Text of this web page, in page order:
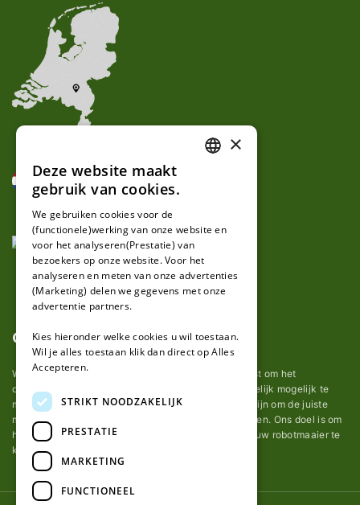
Over ons
Wij van robotmaaier-mesjes.nl doen ons uiterste best om het
onderhoud van robot grasmaaier mesjes zo gemakkelijk mogelijk te
maken. Uit ervaring merkten we hoe lastig het kan zijn om de juiste
messen voor een automatische grasmachine te vinden. Ons doel is om
het u makkelijk te maken om de goede mesjes voor uw robotmaaier te
kopen.
GERMAN
×
Deze website maakt
gebruik van cookies.
We gebruiken cookies voor de
(functionele)werking van onze website en
voor het analyseren(Prestatie) van
bezoekers op onze website. Voor het
analyseren en meten van onze advertenties
(Marketing) delen we gegevens met onze
advertentie partners.
Kies hieronder welke cookies u wil toestaan.
Wil je alles toestaan klik dan direct op Alles
Accepteren.
STRIKT NOODZAKELIJK
PRESTATIE
MARKETING
FUNCTIONEEL